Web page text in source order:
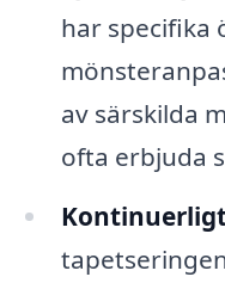
har specifika
av särskilda
ofta erbjuda